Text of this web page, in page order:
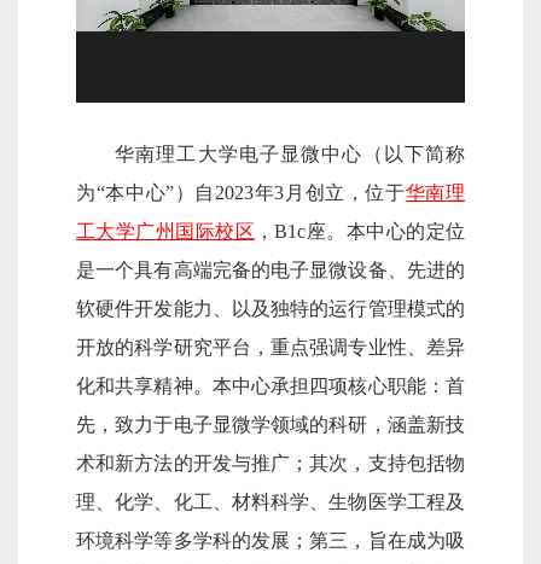
华南理工大学电子显微中心（以下简称
为“本中心”）自2023年3月创立，位于华南理
工大学广州国际校区 ，B1c座。本中心的定位
是一个具有高端完备的电子显微设备、先进的
软硬件开发能力、以及独特的运行管理模式的
开放的科学研究平台，重点强调专业性、差异
化和共享精神。本中心承担四项核心职能：首
先，致力于电子显微学领域的科研，涵盖新技
术和新方法的开发与推广；其次，支持包括物
理、化学、化工、材料科学、生物医学工程及
环境科学等多学科的发展；第三，旨在成为吸